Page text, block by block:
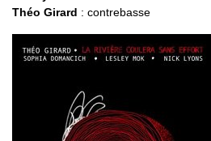
Théo Girard : contrebasse